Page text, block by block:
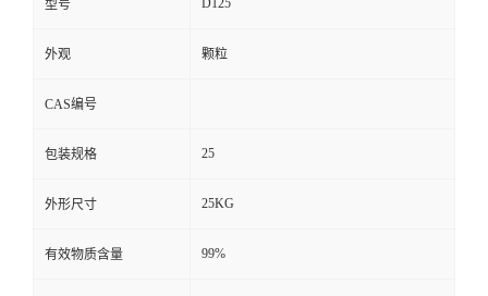
型号 D125
外观 颗粒
CAS编号
包装规格 25
外形尺寸 25KG
有效物质含量 99%